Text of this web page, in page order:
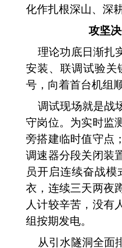
化作扎根深山、深
攻坚
理论功底日渐扎
安装、联调试验关
号，向着首台机组
调试现场就是战
守岗位。为实时监
旁搭建临时值守点
调速器分段关闭装
员开启连续奋战
衣，连续三天两夜
人计较辛苦，没有
组按期发电。
从引水隧洞全面